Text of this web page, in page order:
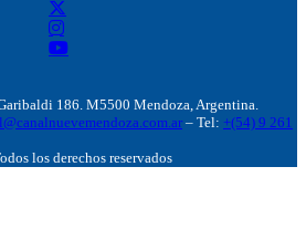
186. M5500 Mendoza, Argentina.
– Tel: +(54) 9 261
los derechos reservados